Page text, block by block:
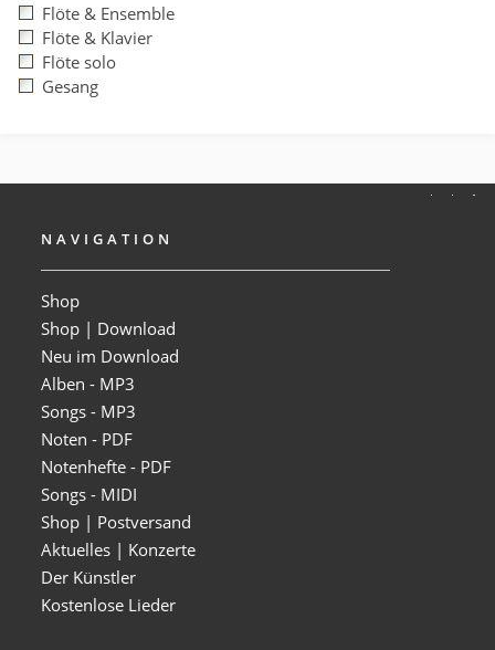
Flöte & Ensemble
Flöte & Klavier
Flöte solo
Gesang
NAVIGATION
Shop
Shop | Download
Neu im Download
Alben - MP3
Songs - MP3
Noten - PDF
Notenhefte - PDF
Songs - MIDI
Shop | Postversand
Aktuelles | Konzerte
Der Künstler
Kostenlose Lieder